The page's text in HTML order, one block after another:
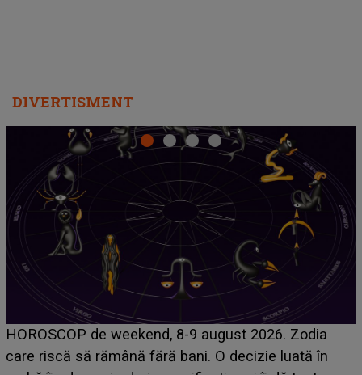
DIVERTISMENT
Emanuel a ținut ACEST DETALIU ASCUNS până
acum! În fața Alexandrei, concurentul din Casa Iubirii